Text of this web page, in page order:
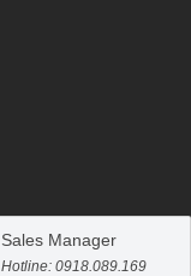
Sales Manager
Hotline: 0918.089.169